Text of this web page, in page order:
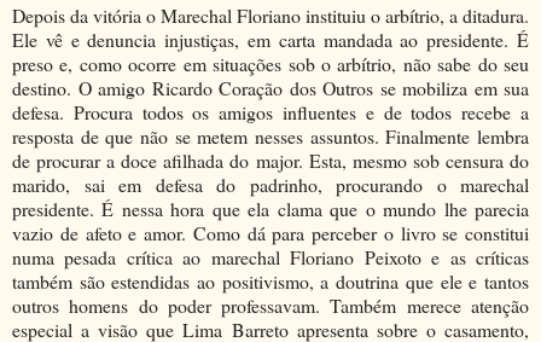
Depois da vitória o Marechal Floriano instituiu o arbítrio, a ditadura.
Ele vê e denuncia injustiças, em carta mandada ao presidente. É
preso e, como ocorre em situações sob o arbítrio, não sabe do seu
destino. O amigo Ricardo Coração dos Outros se mobiliza em sua
defesa. Procura todos os amigos influentes e de todos recebe a
resposta de que não se metem nesses assuntos. Finalmente lembra
de procurar a doce afilhada do major. Esta, mesmo sob censura do
marido, sai em defesa do padrinho, procurando o marechal
presidente. É nessa hora que ela clama que o mundo lhe parecia
vazio de afeto e amor. Como dá para perceber o livro se constitui
numa pesada crítica ao marechal Floriano Peixoto e as críticas
também são estendidas ao positivismo, a doutrina que ele e tantos
outros homens do poder professavam. Também merece atenção
especial a visão que Lima Barreto apresenta sobre o casamento,